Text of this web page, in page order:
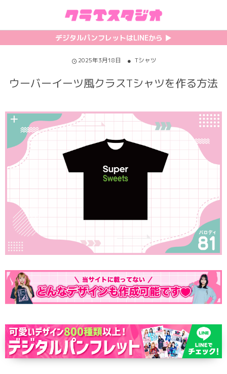
デジタルパンフレットはLINEから ▶︎︎
2025年3月18日 Tシャツ
ウーバーイーツ風クラスTシャツを作る方法
初めての方へ
クラスTシャツの注文方法
料金について
お支払い方法について
キャンセル・変更について
無料でLINE相談する
カテゴリ一覧
ホッケーユニフォーム
バスケユニフォーム
ゲーム
グリッター&ラメ
ポロシャツ
パーカー・スウェット
ラグビーユニフォーム
フルカラー
特集記事
【最新】流行りの背ネーム特集
【インスタ映え】おすすめクラT集
韓国パロディ人気デザイン特集
おしゃれデザインクラスTシャツ
おもしろクラスTシャツ
かっこいいクラスTシャツ
ニュース
プリント
フォントを選ぶ
シルクスクリーンについて
昇華プリントについて
DTFプリントについて
SDGsについて